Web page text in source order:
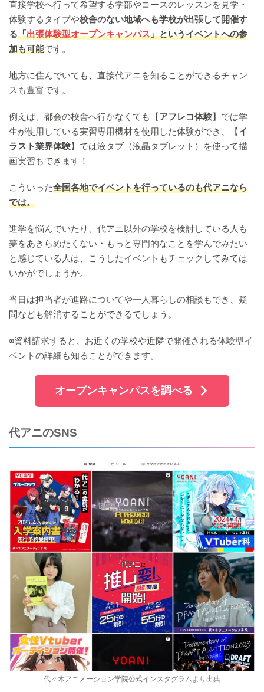
直接学校へ行って希望する学部やコースのレッスンを見学・
体験するタイプや校舎のない地域へも学校が出張して開催す
る「出張体験型オープンキャンパス」というイベントへの参
加も可能です。
地方に住んでいても、直接代アニを知ることができるチャン
スも豊富です。
例えば、都会の校舎へ行かなくても【アフレコ体験】では学
生が使用している実習専用機材を使用した体験ができ、【イ
ラスト業界体験】では液タブ（液晶タブレット）を使って描
画実習もできます！
こういった全国各地でイベントを行っているのも代アニなら
では。
進学を悩んでいたり、代アニ以外の学校を検討している人も
夢をあきらめたくない・もっと専門的なことを学んでみたい
と感じている人は、こうしたイベントもチェックしてみては
いかがでしょうか。
当日は担当者が進路についてや一人暮らしの相談もでき、疑
問なども解消することができるでしょう。
※資料請求すると、お近くの学校や近隣で開催される体験型イ
ベントの詳細も知ることができます。
オープンキャンパスを調べる
代アニのSNS
代々木アニメーション学院公式インスタグラムより出典